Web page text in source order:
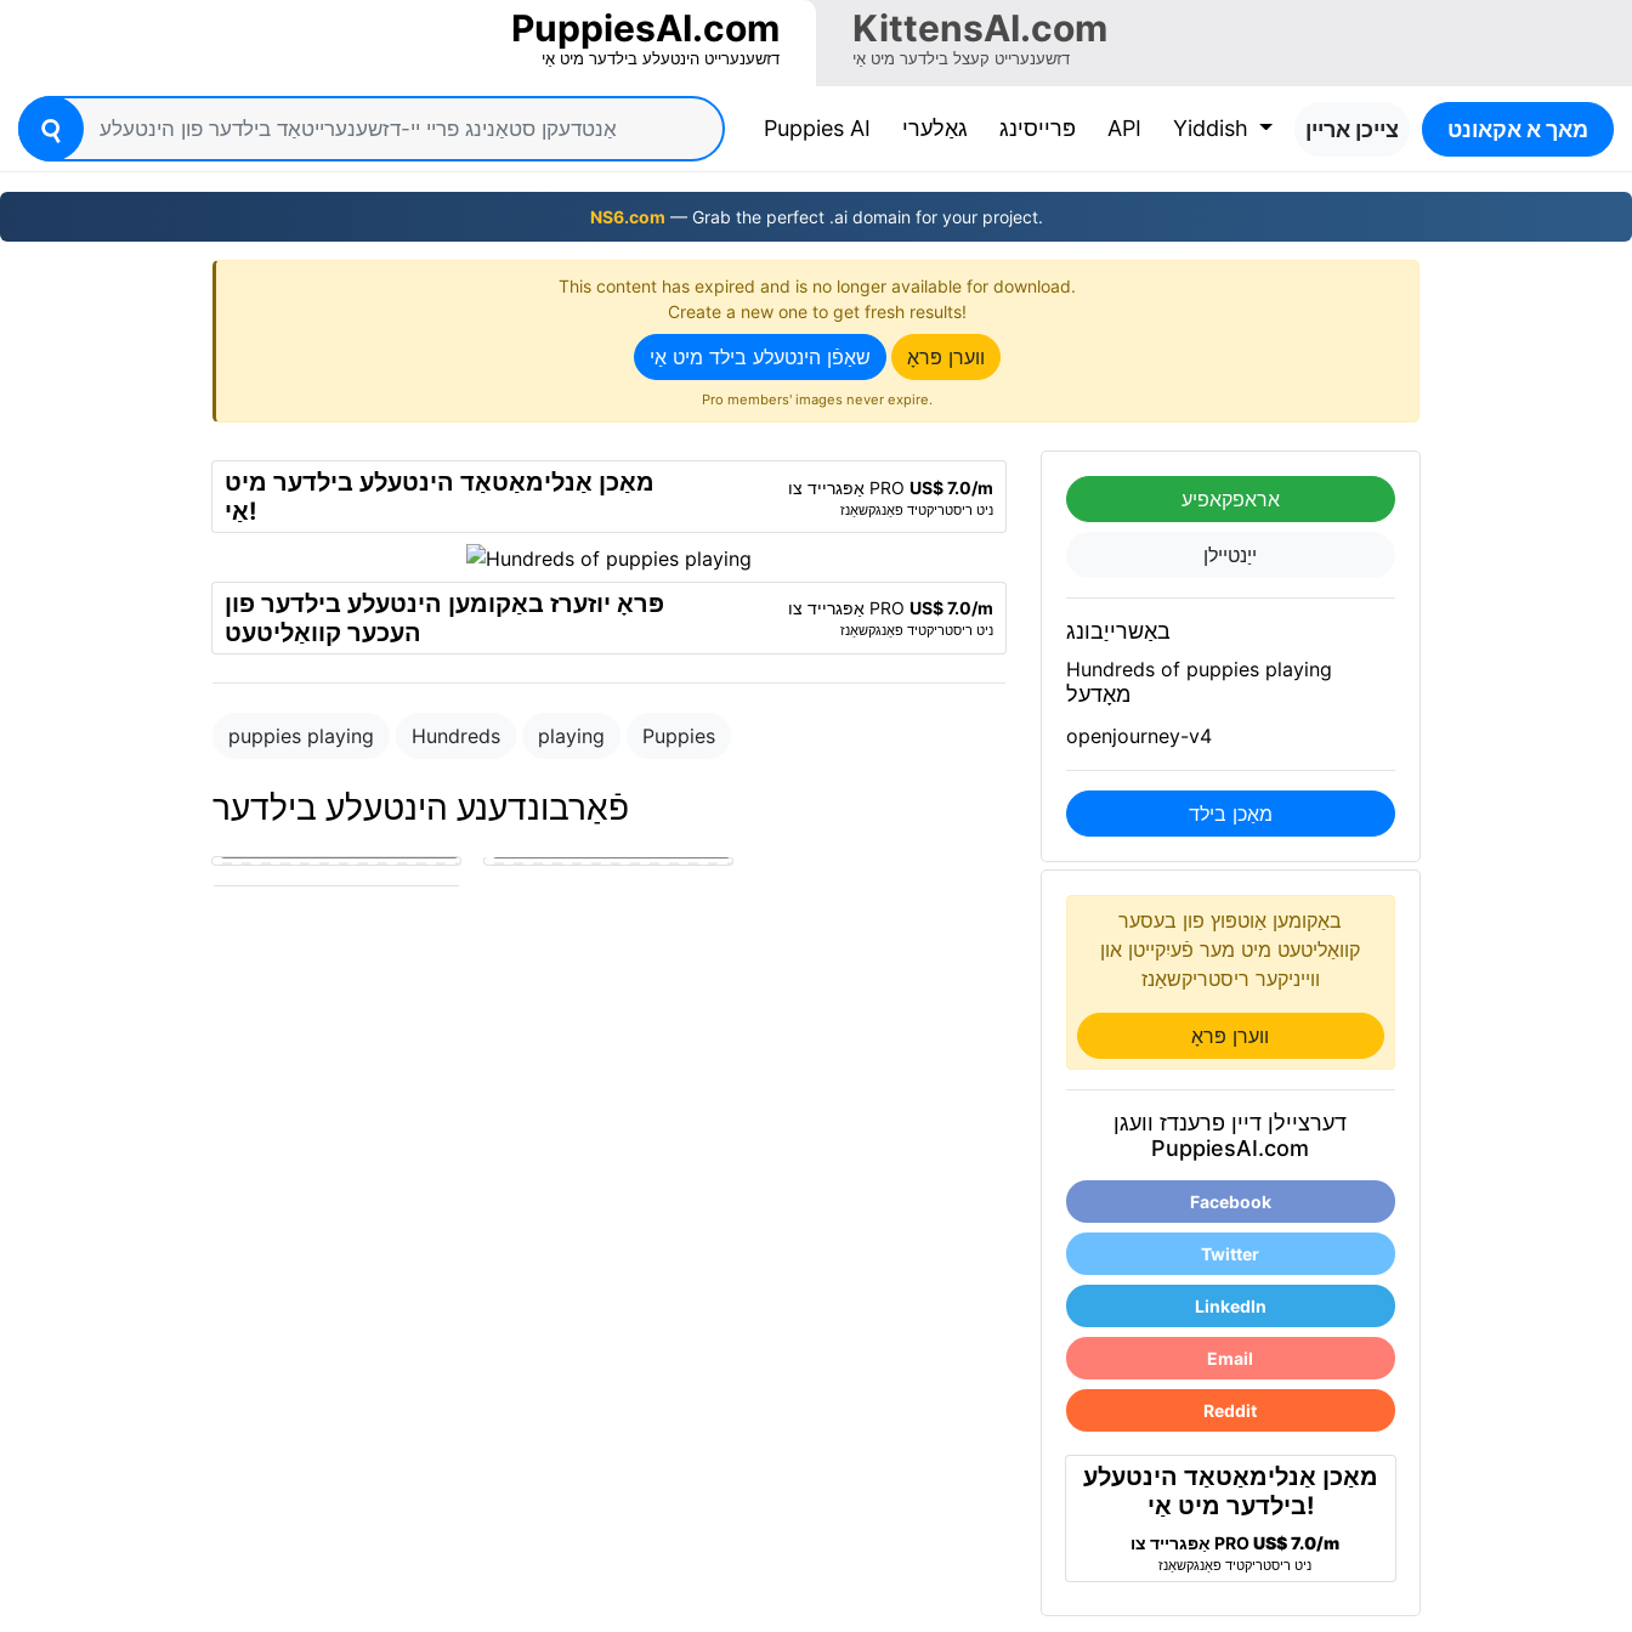
PuppiesAI.com
דזשענערייט הינטעלע בילדער מיט אַי
KittensAI.com
דזשענערייט קעצל בילדער מיט אַי
Puppies AI(current)
גאַלערי פּרייסינג API Yiddish צייכן אריין מאך א אקאונט
NS6.com — Grab the perfect .ai domain for your project.
This content has expired and is no longer available for download.
Create a new one to get fresh results!
שאַפֿן הינטעלע בילד מיט אַי ווערן פּראָ
Pro members' images never expire.
מאַכן אַנלימאַטאַד הינטעלע בילדער מיט
אַי!
אַפּגרייד צו PRO US$ 7.0/m
ניט ריסטריקטיד פאַנגקשאַנז
פּראָ יוזערז באַקומען הינטעלע בילדער פון
העכער קוואַליטעט
אַפּגרייד צו PRO US$ 7.0/m
ניט ריסטריקטיד פאַנגקשאַנז
puppies playing Hundreds playing Puppies
פֿאַרבונדענע הינטעלע בילדער
puppy in the park playing with
אראפקאפיע
ייַנטיילן
באַשרייַבונג
Hundreds of puppies playing
מאָדעל
openjourney-v4
מאַכן בילד
באַקומען אַוטפּוץ פון בעסער
קוואַליטעט מיט מער פֿעיִקייטן און
ווייניקער ריסטריקשאַנז
ווערן פּראָ
דערציילן דיין פרענדז וועגן
PuppiesAI.com
Facebook
Twitter
LinkedIn
Email
Reddit
מאַכן אַנלימאַטאַד הינטעלע
בילדער מיט אַי!
אַפּגרייד צו PROUS$ 7.0/m
ניט ריסטריקטיד פאַנגקשאַנז